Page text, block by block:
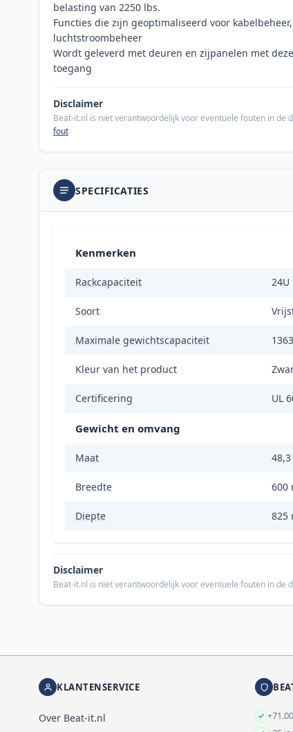
belasting van 2250 lbs.
Functies die zijn geoptimaliseerd voor
luchtstroombeheer
Wordt geleverd met deuren en zijpanelen met
toegang
Disclaimer
Beat-it.nl is niet verantwoordelijk voor eventuele fouten in de
fout
SPECIFICATIES
Kenmerken
Rackcapaciteit 24U
Soort
Maximale gewichtscapaciteit
Kleur van het product
Certificering UL
Gewicht en omvang
Maat
Breedte 600
Diepte 825
Disclaimer
Beat-it.nl is niet verantwoordelijk voor eventuele fouten in de
KLANTENSERVICE
Over Beat-it.nl